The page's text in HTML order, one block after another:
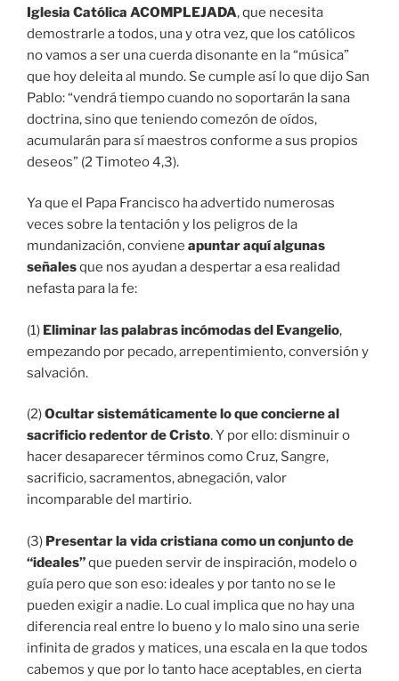
Iglesia Católica ACOMPLEJADA, que necesita
demostrarle a todos, una y otra vez, que los católicos
no vamos a ser una cuerda disonante en la “música”
que hoy deleita al mundo. Se cumple así lo que dijo San
Pablo: “vendrá tiempo cuando no soportarán la sana
doctrina, sino que teniendo comezón de oídos,
acumularán para sí maestros conforme a sus propios
deseos” (2 Timoteo 4,3).
Ya que el Papa Francisco ha advertido numerosas
veces sobre la tentación y los peligros de la
mundanización, conviene apuntar aquí algunas
señalesque nos ayudan a despertar a esa realidad
nefasta para la fe:
(1) Eliminar las palabras incómodas del Evangelio,
empezando por pecado, arrepentimiento, conversión y
salvación.
(2)Ocultar sistemáticamente lo que concierne al
sacrificio redentor de Cristo. Y por ello: disminuir o
hacer desaparecer términos como Cruz, Sangre,
sacrificio, sacramentos, abnegación, valor
incomparable del martirio.
(3) Presentar la vida cristiana como un conjunto de
“ideales”que pueden servir de inspiración, modelo o
guía pero que son eso: ideales y por tanto no se le
pueden exigir a nadie. Lo cual implica que no hay una
diferencia real entre lo bueno y lo malo sino una serie
infinita de grados y matices, una escala en la que todos
cabemos y que por lo tanto hace aceptables, en cierta